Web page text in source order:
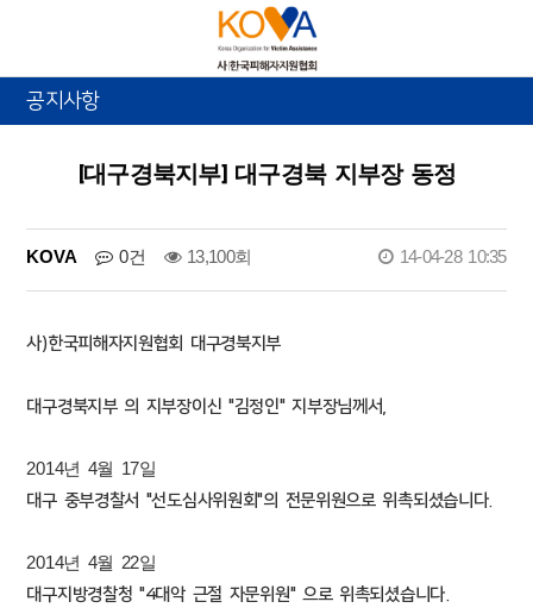
공지사항
[대구경북지부] 대구경북 지부장 동정
KOVA 0건 13,100회 14-04-28 10:35
사)한국피해자지원협회 대구경북지부
대구경북지부 의 지부장이신 "김정인" 지부장님께서,
2014년 4월 17일
대구 중부경찰서 "선도심사위원회"의 전문위원으로 위촉되셨습니다.
2014년 4월 22일
대구지방경찰청 "4대악 근절 자문위원" 으로 위촉되셨습니다.